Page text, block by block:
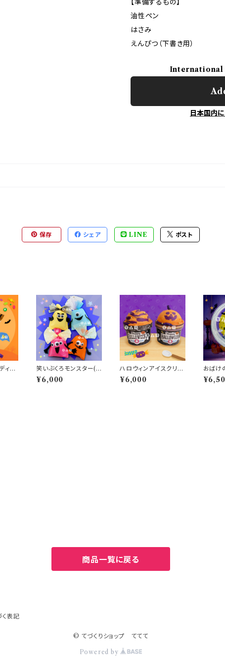
【準備するもの】
油性ペン
はさみ
えんぴつ（下書き用）
International
日本国内
保存 シェア LINE ポスト
ィバ
笑いぶくろモンスター(1
0人分）
¥6,000
ハロウィンアイスクリー
ムBOX（10人分）
¥6,000
おばけ
（10人
商品一覧に戻る
表記
© てづくりショップ ててて
Powered by